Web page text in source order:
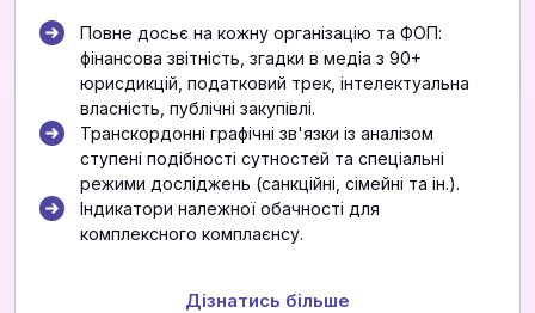
Повне досьє на кожну організацію та ФОП:
фінансова звітність, згадки в медіа з 90+
юрисдикцій, податковий трек, інтелектуальна
власність, публічні закупівлі.
Транскордонні графічні зв'язки із аналізом
ступені подібності сутностей та спеціальні
режими досліджень (санкційні, сімейні та ін.).
Індикатори належної обачності для
комплексного комплаєнсу.
Дізнатись більше